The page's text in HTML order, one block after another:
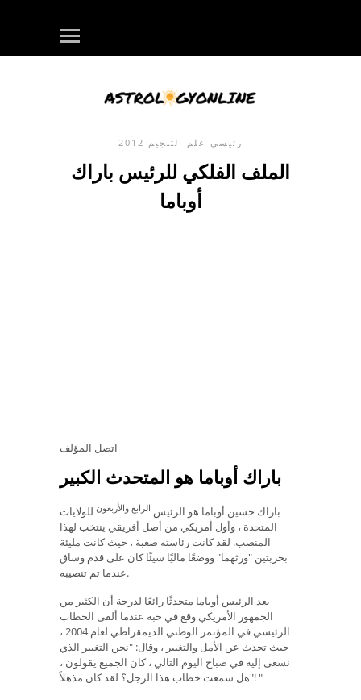
رئيسي علم التنجيم
الملف الفلكي للرئيس باراك
أوباما
اتصل المؤلف
باراك أوباما هو المتحدث الكبير
باراك حسين أوباما هو الرئيس الرابع والأربعون للولايات
المتحدة ، وأول أمريكي من أصل أفريقي ينتخب لهذا
المنصب. لقد كانت رئاسته صعبة ، حيث كانت مليئة
بحربتين "ورثهما" ووضعًا ماليًا سيئًا كان على قدم وساق
عندما تم تنصيبه.
يعد الرئيس أوباما متحدثًا رائعًا لدرجة أن الكثير من
الجمهور الأمريكي وقع في حبه عندما ألقى الخطاب
الرئيسي في المؤتمر الوطني الديمقراطي لعام 2004 ،
حيث تحدث عن الأمل والتغيير ، وقال: "نحن التغيير الذي
نسعى إليه في صباح اليوم التالي ، كان الجميع يقولون ،
"هل سمعت خطاب هذا الرجل؟ لقد كان مذهلاً! "